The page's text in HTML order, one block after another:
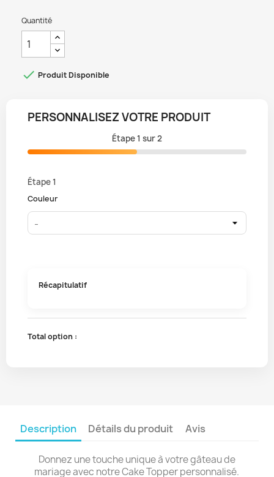
Quantité
 Produit Disponible
PERSONNALISEZ VOTRE PRODUIT
Étape1 sur2
Étape 1
Couleur
Récapitulatif
Total option :
Description Détails du produit Avis
Donnez une touche unique à votre gâteau de
mariage avec notre Cake Topper personnalisé.